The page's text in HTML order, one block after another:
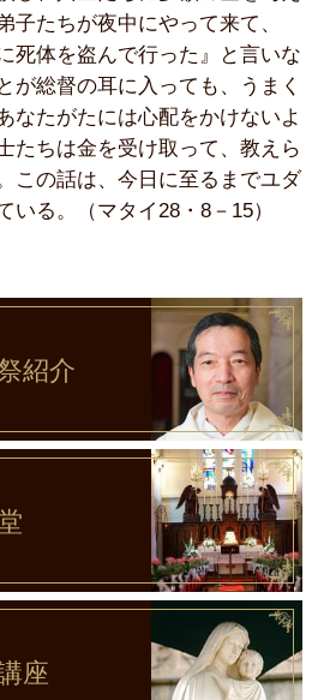
子たちが夜中にやって来て、
死体を盗んで行った』と言いな
が総督の耳に入っても、うまく
なたがたには心配をかけないよ
たちは金を受け取って、教えら
この話は、今日に至るまでユダ
いる。（マタイ28・8－15）
紹介
座